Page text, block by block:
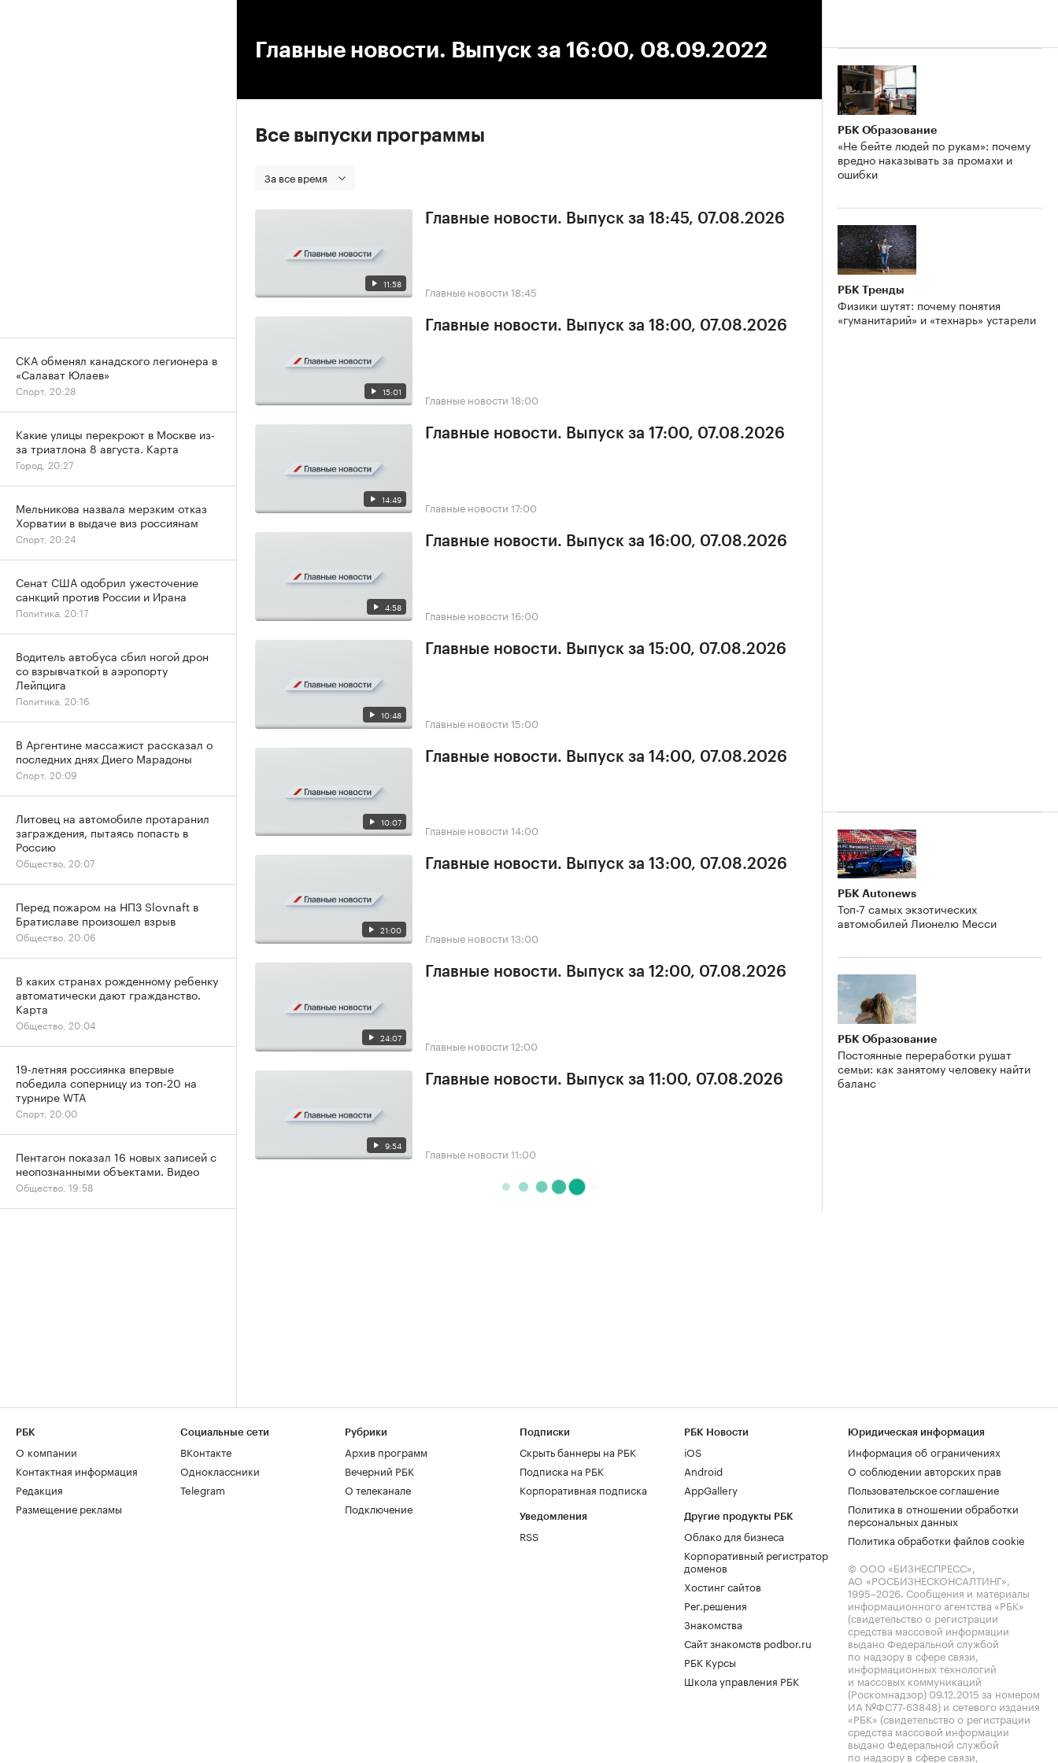
Главные новости. Выпуск за 16:00, 08.09.2022
Все выпуски программы
За все время
11:58
Главные новости. Выпуск за 18:45, 07.08.2026
Главные новости 18:45
15:01
Главные новости. Выпуск за 18:00, 07.08.2026
Главные новости 18:00
14:49
Главные новости. Выпуск за 17:00, 07.08.2026
Главные новости 17:00
4:58
Главные новости. Выпуск за 16:00, 07.08.2026
Главные новости 16:00
10:48
Главные новости. Выпуск за 15:00, 07.08.2026
Главные новости 15:00
10:07
Главные новости. Выпуск за 14:00, 07.08.2026
Главные новости 14:00
21:00
Главные новости. Выпуск за 13:00, 07.08.2026
Главные новости 13:00
24:07
Главные новости. Выпуск за 12:00, 07.08.2026
Главные новости 12:00
9:54
Главные новости. Выпуск за 11:00, 07.08.2026
Главные новости 11:00
РБК Образование
«Не бейте людей по рукам»: почему
вредно наказывать за промахи и
ошибки
РБК Тренды
Физики шутят: почему понятия
«гуманитарий» и «технарь» устарели
РБК Autonews
Топ-7 самых экзотических
автомобилей Лионелю Месси
РБК Образование
Постоянные переработки рушат
семьи: как занятому человеку найти
баланс
СКА обменял канадского легионера в
«Салават Юлаев»
Спорт, 20:28
Какие улицы перекроют в Москве из-
за триатлона 8 августа. Карта
Город, 20:27
Мельникова назвала мерзким отказ
Хорватии в выдаче виз россиянам
Спорт, 20:24
Сенат США одобрил ужесточение
санкций против России и Ирана
Политика, 20:17
Водитель автобуса сбил ногой дрон
со взрывчаткой в аэропорту
Лейпцига
Политика, 20:16
В Аргентине массажист рассказал о
последних днях Диего Марадоны
Спорт, 20:09
Литовец на автомобиле протаранил
заграждения, пытаясь попасть в
Россию
Общество, 20:07
Перед пожаром на НПЗ Slovnaft в
Братиславе произошел взрыв
Общество, 20:06
В каких странах рожденному ребенку
автоматически дают гражданство.
Карта
Общество, 20:04
19-летняя россиянка впервые
победила соперницу из топ-20 на
турнире WTA
Спорт, 20:00
Пентагон показал 16 новых записей с
неопознанными объектами. Видео
Общество, 19:58
РБК
О компании
Контактная информация
Редакция
Размещение рекламы
Социальные сети
ВКонтакте
Одноклассники
Telegram
Рубрики
Архив программ
Вечерний РБК
О телеканале
Подключение
Подписки
Скрыть баннеры на РБК
Подписка на РБК
Корпоративная подписка
Уведомления
RSS
РБК Новости
iOS
Android
AppGallery
Другие продукты РБК
Облако для бизнеса
Корпоративный регистратор
доменов
Хостинг сайтов
Рег.решения
Знакомства
Сайт знакомств podbor.ru
РБК Курсы
Школа управления РБК
Юридическая информация
Информация об ограничениях
О соблюдении авторских прав
Пользовательское соглашение
Политика в отношении обработки
персональных данных
Политика обработки файлов cookie
© ООО «БИЗНЕСПРЕСС»,
АО «РОСБИЗНЕСКОНСАЛТИНГ»,
1995–2026. Сообщения и материалы
информационного агентства «РБК»
(свидетельство о регистрации
средства массовой информации
выдано Федеральной службой
по надзору в сфере связи,
информационных технологий
и массовых коммуникаций
(Роскомнадзор) 09.12.2015 за номером
ИА №ФС77-63848) и сетевого издания
«РБК» (свидетельство о регистрации
средства массовой информации
выдано Федеральной службой
по надзору в сфере связи,